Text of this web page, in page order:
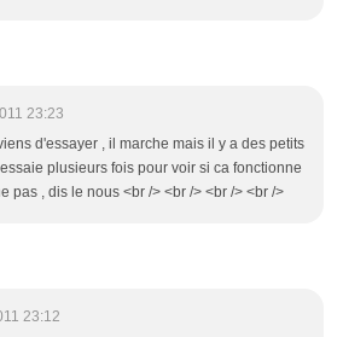
23:23
d'essayer , il marche mais il y a des petits
plusieurs fois pour voir si ca fonctionne
pas , dis le nous <br /> <br /> <br /> <br />
23:12